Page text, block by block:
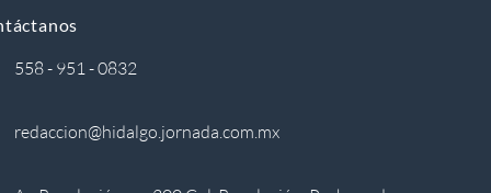
558 - 951 - 0832
redaccion@hidalgo.jornada.com.mx